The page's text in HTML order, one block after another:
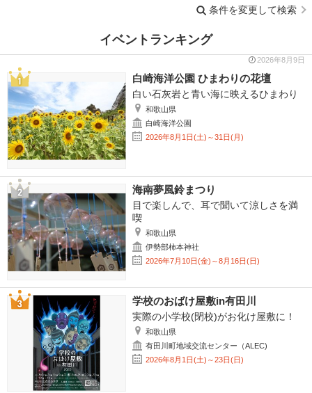
条件を変更して検索
イベントランキング
2026年8月9日
白崎海洋公園 ひまわりの花壇
白い石灰岩と青い海に映えるひまわり
和歌山県
白崎海洋公園
2026年8月1日(土)～31日(月)
海南夢風鈴まつり
目で楽しんで、耳で聞いて涼しさを満
喫
和歌山県
伊勢部柿本神社
2026年7月10日(金)～8月16日(日)
学校のおばけ屋敷in有田川
実際の小学校(閉校)がお化け屋敷に！
和歌山県
有田川町地域交流センター（ALEC)
2026年8月1日(土)～23日(日)